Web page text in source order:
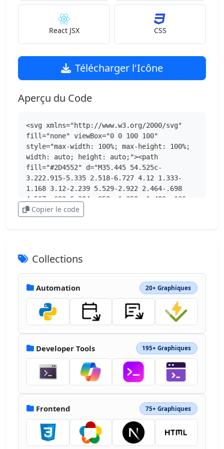
React JSX CSS
Télécharger l'Icône
Aperçu du Code
<svg xmlns="http://www.w3.org/2000/svg"
fill="none" viewBox="0 0 100 100"
style="max-width: 100%; max-height: 100%;
width: auto; height: auto;"><path
fill="#2D4552" d="M35.445 54.525c-
3.222.915-5.335 2.518-6.727 4.12 1.333-
1.168 3.12-2.239 5.529-2.922 2.464-.698
4.567-.693 6.304-.358v-1.358c-1.482-.136-
3.18-.028-5.106.518m-6.875-11.42-11.964
1.79-8.215-1.935-10.5a4 4 0 0 1
.008-.62c-.873.053-1.291.507-1.206
1.819.145 2.283.689 5.823 1.935 10.5C11.64
57.443 20.55 76.955 37.387 72.42c3.665-.987
6.418-2.786 8.485-5.081-1.905 1.72-4.29
3.075-7.287 3.884m3.164-
40.06v1.2h6.604c-.135-.425-.272-.807-.407-
1.2z"></path><path fill="#2D4552" d="M49.83
41.032c2.97.844 4.54 2.926 5.37
4.769l3.312.94s-.452-6.449-6.286-8.106c-
5.457-1.55-8.815 3.032-9.224 3.625 1.588-
1.13 3.906-2.057 6.827-1.228m26.36 4.799c-
4.535 2.924 5.368 4.768l3.316.944s-.46-
6.45-6.288-8.108M72.9 62.835l-27.548-
7.701s.298 1.512 1.442 3.47l23.194
6.484c1.91-1.105 2.911-2.253 2.911-
Copier le code
Collections
Automation 20+ Graphiques
Developer Tools 195+ Graphiques
Frontend 75+ Graphiques